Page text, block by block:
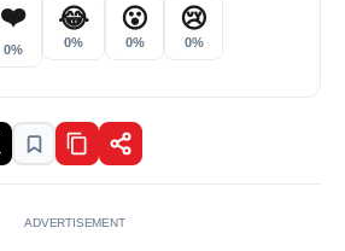
❤️
0%
😂
0%
😮
0%
😢
0%
ADVERTISEMENT